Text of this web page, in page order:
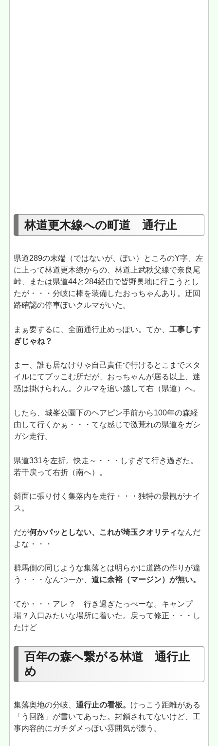
林道更木線への町道 通行止
県道289の末端（ではないが、ぽい）ところのY字、左
に上って林道更木線からの、林道上武秩父線で奈良尾
峠、または県道44と284経由で皆野奥地に行こうとし
たが・・・分岐に棒を装備したおっちゃんあり。迂回
路確認の停車ぽいクルマがいた。
まぁ要するに、全面通行止めっぽい。てか、工事しす
ぎじゃね？
まー、誰も居なけりゃ自己責任で行けるとこまでスタ
イルにてブッこむ所だが、おっちゃんが居る以上、迷
惑は掛けられん。クルマを追い越して右（県道）へ。
したら、城峯公園下のヘアピン手前から100年の森経
由して行くかぁ・・・てな感じで激荒れの県道をガシ
ガシ走行。
県道331を左折。快走～・・・しすぎて行き過ぎた。
若干戻って右折（南へ）。
斜面に張り付く集落内を走行・・・独特の景観がナイ
ス。
だが何かパッとしない、これが埼玉クオリティなんだ
よな・・・
群馬側の同じような集落とは明らかに道路の作りが違
う・・・なんつーか、道に余裕（マージン）が無い。
てか・・・アレ？ 行き過ぎたっぺーな。キャンプ
場？入口みたいな場所に着いた。戻って修正・・・し
たけど
百年の森へ繋がる林道 通行止
め
集落奥地の分岐、通行止の看板。 けっこう距離がある
「う回路」が書いてあった。封鎖されてないけど、工
事内容的にガチダメっぽい雰囲気が漂う。